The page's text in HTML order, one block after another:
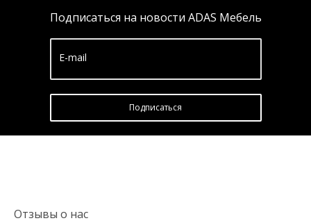
Подписаться на новости ADAS Мебель
E-mail
Подписатьcя
Отзывы о нас